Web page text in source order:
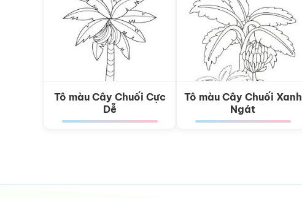
Tô màu Cây Chuối Cực
Dễ
Tô màu Cây Chuối Xanh
Ngát